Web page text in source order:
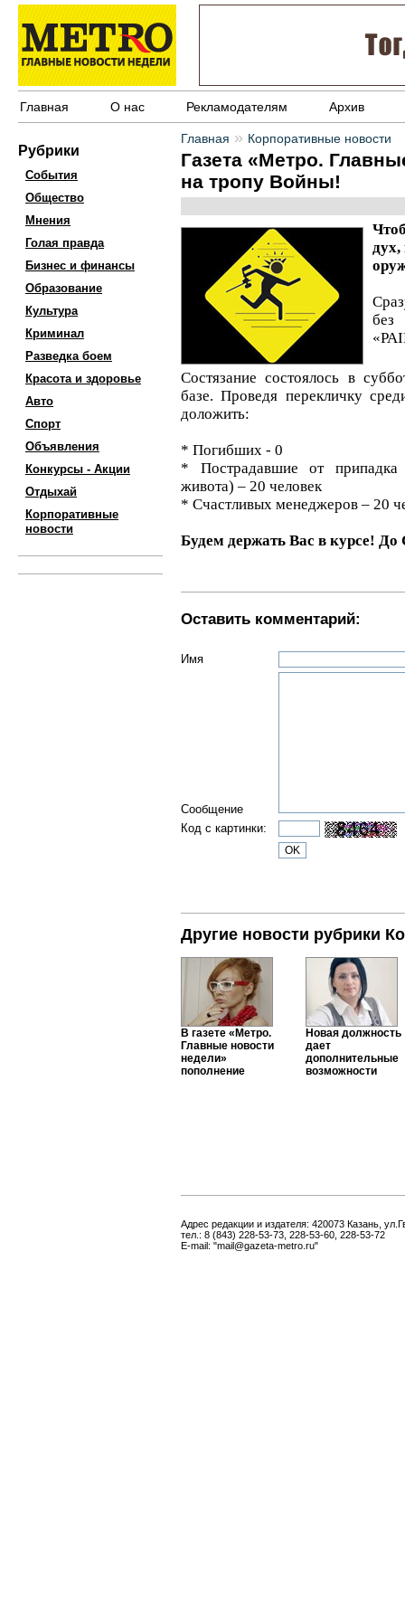
Главная О нас Рекламодателям Архив
Рубрики
События
Общество
Мнения
Голая правда
Бизнес и финансы
Образование
Культура
Криминал
Разведка боем
Красота и здоровье
Авто
Спорт
Объявления
Конкурсы - Акции
Отдыхай
Корпоративные
новости
Главная » Корпоративные новости
Газета «Метро.
на тропу Войны!
Состязание состоялось в
базе. Проведя перекличку
доложить:
* Погибших - 0
* Пострадавшие от
живота) – 20 человек
* Счастливых менеджеров – 20
Будем держать Вас в курсе! До
Оставить комментарий:
Имя
Сообщение
Код с картинки:
Другие новости рубрики
В газете «Метро.
Главные новости
недели»
пополнение
Новая должность
дает
дополнительные
возможности
Адрес редакции и издателя: 420073 Казань,
тел.: 8 (843) 228-53-73, 228-53-60, 228-53-72
E-mail: "mail@gazeta-metro.ru"